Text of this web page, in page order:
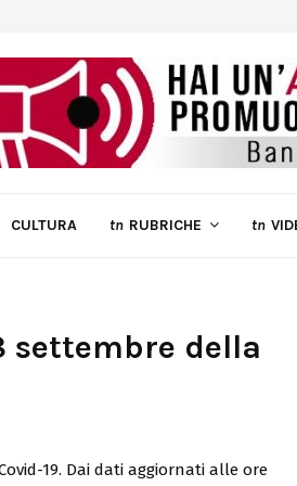
CULTURA tn RUBRICHE tn
settembre della
19. Dai dati aggiornati alle ore